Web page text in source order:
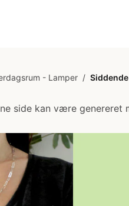
- Lamper /
side kan være genereret